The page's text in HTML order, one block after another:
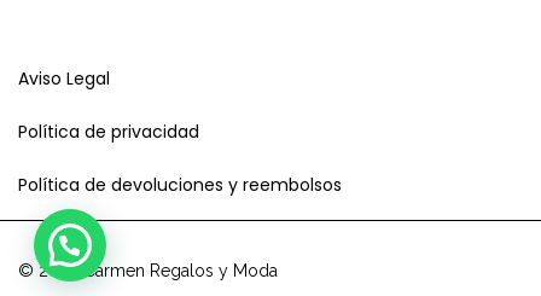
Aviso Legal
Política de privacidad
Política de devoluciones y reembolsos
© 2023 Carmen Regalos y Moda